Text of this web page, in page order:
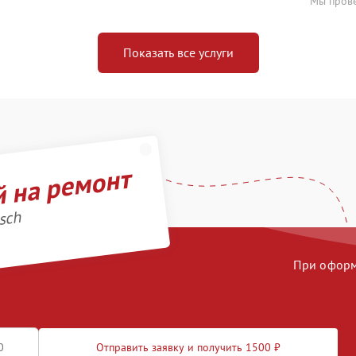
Показать все услуги
ремонт
При
Отправить заявку и получить 1500 ₽